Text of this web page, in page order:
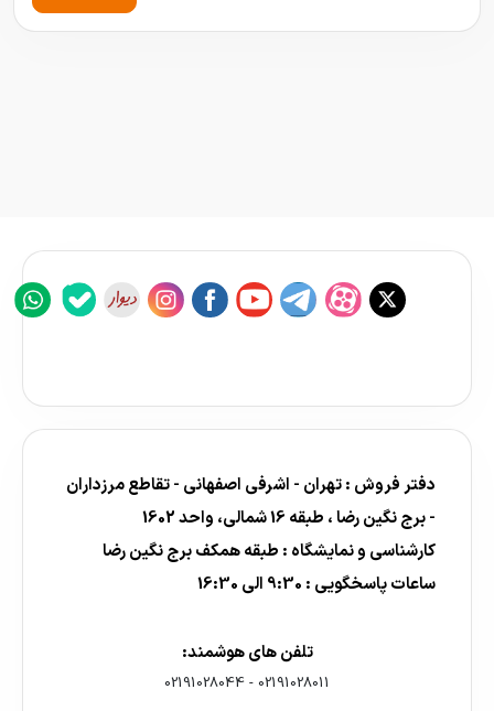
دفتر فروش : تهران - اشرفی اصفهانی - تقاطع مرزداران
- برج نگین رضا ، طبقه 16 شمالی، واحد 1602
کارشناسی و نمایشگاه : طبقه همکف برج نگین رضا
ساعات پاسخگویی : 9:30 الی 16:30
تلفن های هوشمند:
02191028011
-
02191028044